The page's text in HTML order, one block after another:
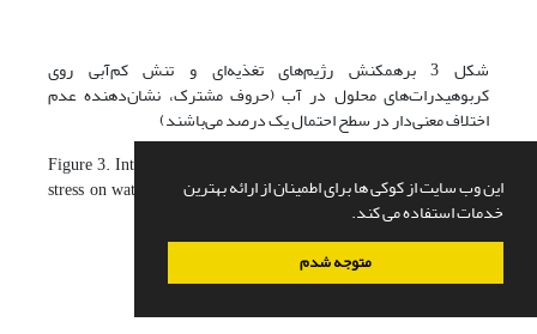
این وب سایت از کوکی ها برای اطمینان از ارائه بهترین
خدمات استفاده می کند.
متوجه شدم
شکل 3 برهمکنش رژیم‌های تغذیه‌ای و تنش کم‌آبی روی
کربوهیدرات‌های محلول در آب (حروف مشترک، نشان‌دهنده عدم
اختلاف معنی‌دار در سطح احتمال یک درصد می‌باشند)
Figure 3. Interaction effect of fertilizer regimes and water deficit
stress on water soluble carbohydrate (similar letters indicate non
significant differences at 1% of probability level).